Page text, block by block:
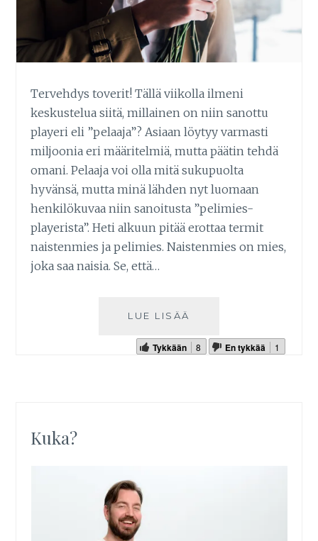
Tervehdys toverit! Tällä viikolla ilmeni
keskustelua siitä, millainen on niin sanottu
playeri eli ”pelaaja”? Asiaan löytyy varmasti
miljoonia eri määritelmiä, mutta päätin tehdä
omani. Pelaaja voi olla mitä sukupuolta
hyvänsä, mutta minä lähden nyt luomaan
henkilökuvaa niin sanoitusta ”pelimies-
playerista”. Heti alkuun pitää erottaa termit
naistenmies ja pelimies. Naistenmies on mies,
joka saa naisia. Se, että…
LUE LISÄÄ
Tykkään 8 En tykkää 1
Kuka?